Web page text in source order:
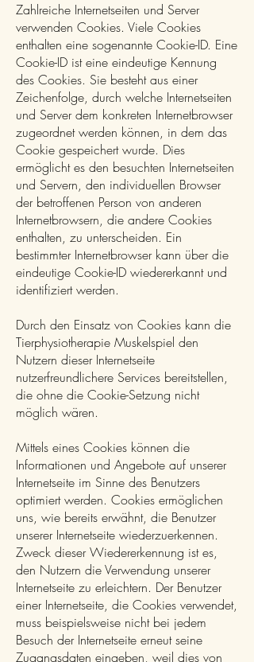
Zahlreiche Internetseiten und Server
verwenden Cookies. Viele Cookies
enthalten eine sogenannte Cookie-ID. Eine
Cookie-ID ist eine eindeutige Kennung
des Cookies. Sie besteht aus einer
Zeichenfolge, durch welche Internetseiten
und Server dem konkreten Internetbrowser
zugeordnet werden können, in dem das
Cookie gespeichert wurde. Dies
ermöglicht es den besuchten Internetseiten
und Servern, den individuellen Browser
der betroffenen Person von anderen
Internetbrowsern, die andere Cookies
enthalten, zu unterscheiden. Ein
bestimmter Internetbrowser kann über die
eindeutige Cookie-ID wiedererkannt und
identifiziert werden.
Durch den Einsatz von Cookies kann die
Tierphysiotherapie Muskelspiel den
Nutzern dieser Internetseite
nutzerfreundlichere Services bereitstellen,
die ohne die Cookie-Setzung nicht
möglich wären.
Mittels eines Cookies können die
Informationen und Angebote auf unserer
Internetseite im Sinne des Benutzers
optimiert werden. Cookies ermöglichen
uns, wie bereits erwähnt, die Benutzer
unserer Internetseite wiederzuerkennen.
Zweck dieser Wiedererkennung ist es,
den Nutzern die Verwendung unserer
Internetseite zu erleichtern. Der Benutzer
einer Internetseite, die Cookies verwendet,
muss beispielsweise nicht bei jedem
Besuch der Internetseite erneut seine
Zugangsdaten eingeben, weil dies von